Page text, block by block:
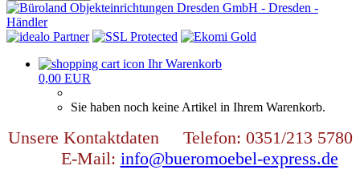
Ihr Warenkorb
0,00 EUR
Sie haben noch keine Artikel in Ihrem Warenkorb.
Unsere Kontaktdaten Telefon: 0351/213 5780
E-Mail: info@bueromoebel-express.de